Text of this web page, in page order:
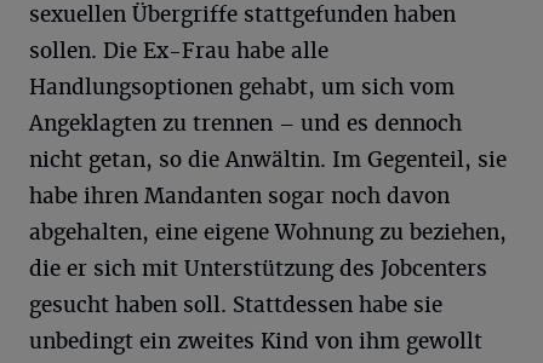
sexuellen Übergriffe stattgefunden haben
sollen. Die Ex-Frau habe alle
Handlungsoptionen gehabt, um sich vom
Angeklagten zu trennen – und es dennoch
nicht getan, so die Anwältin. Im Gegenteil, sie
habe ihren Mandanten sogar noch davon
abgehalten, eine eigene Wohnung zu beziehen,
die er sich mit Unterstützung des Jobcenters
gesucht haben soll. Stattdessen habe sie
unbedingt ein zweites Kind von ihm gewollt